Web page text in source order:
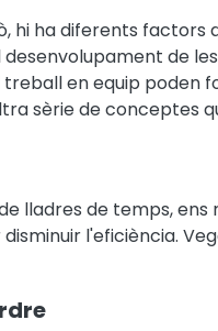
hi ha diferents
desenvolupament de
en equip poden
sèrie de conceptes
lladres de temps,
l'eficiència.